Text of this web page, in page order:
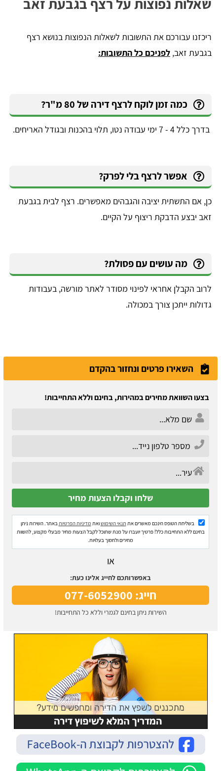
ריכזנו עבורכם את התשובות לשאלות הנפוצות בנושא רצף
בגבעת זאב, לפניכם כל התשובות:
כמה זמן לוקח לרצף דירה של 80 מ"ר?
בדרך כלל 4 - 7 ימי עבודה נטו, תלוי בהכנות ובגודל האריחים.
אפשר לרצף בלי לפרק?
כן, אם התשתית יציבה והגבהים מאפשרים. רצף לבית בגבעת
זאב יבצע הדבקת ריצוף על הקיים.
מה עושים עם פסולת?
לרוב הקבלן אחראי לפינוי מסודר לאתר מורשה, בעבודות
גדולות ייתכן צורך במכולה.
השאירו פרטים ונחזור בהקדם
בצעו השוואת מחירים במהירות, בחינם וללא התחייבות!
בשליחת הטופס הינכם מאשרים את תנאי השימושואת מדיניות הפרטיות באתר. השירות ניתן
בחינם ללא התחייבות כלל! פרטיך יועברו על מנת שתוכל לקבל הצעות מחיר מבעלי מקצוע, להשוות
מחירים ולחסוך בעלויות.
או
באפשרותכם לחייג אלינו כעת:
חייג: 077-6052900
השירות ניתן בחינם לגמרי וללא כל התחייבות!